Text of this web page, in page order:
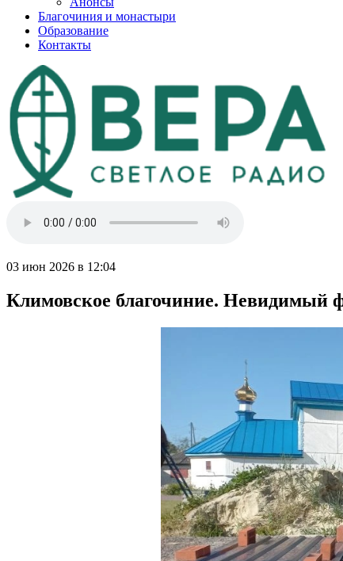
Благочиния и монастыри
Образование
Контакты
03 июн 2026 в 12:04
Климовское благочиние. Невидимый